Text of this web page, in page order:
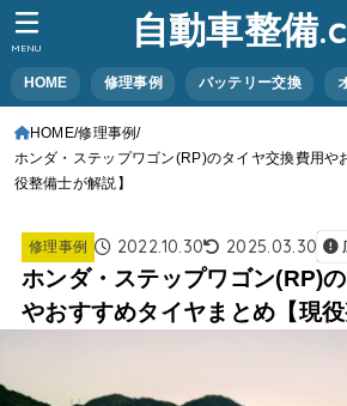
自動車整備
HOME 修理事例 バッテリー交換
MENU
HOME 修理事例
ホンダ・ステップワゴン(RP)のタイヤ交換費用や
役整備士が解説】
修理事例 2022.10.30 2025.03.30
ホンダ・ステップワゴン(RP)
やおすすめタイヤまとめ【現役